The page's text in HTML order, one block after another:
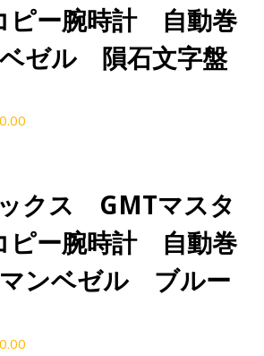
ー腕時計 自動巻
ゼル 隕石文字盤
–
¥31,000.00
クス GMTマスタ
ー腕時計 自動巻
ンベゼル ブルー